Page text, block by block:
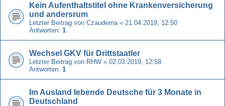
Kein Aufenthaltstitel ohne Krankenversicherung
und andersrum
Letzter Beitrag von Czauderna « 21.04.2019, 12:50
Antworten: 1
Wechsel GKV für Drittstaatler
Letzter Beitrag von RHW « 02.03.2019, 12:58
Antworten: 1
Im Ausland lebende Deutsche für 3 Monate in
Deutschland